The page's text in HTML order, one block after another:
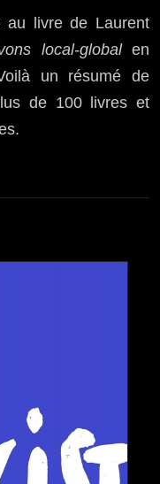
au livre de Laurent
local-globalen
un résumé de
de 100 livres et